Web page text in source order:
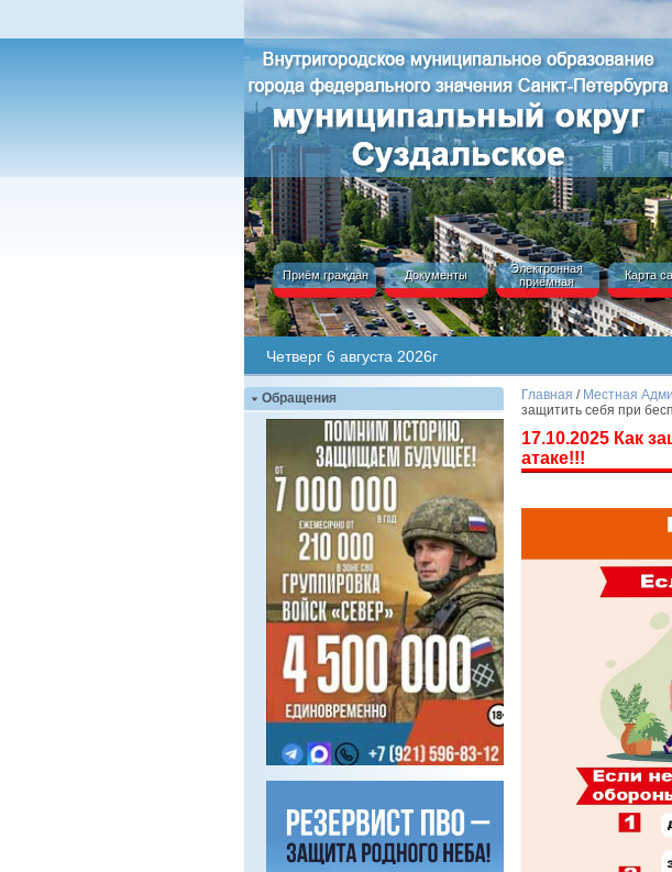
Приём граждан Документы
Электронная
приёмная
Карта
Четверг 6 августа 2026г
Обращения Главная / Местная
защитить себя при
17.10.2025 Как
атаке!!!